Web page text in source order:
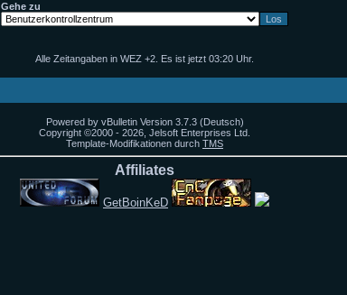
Gehe zu
Alle Zeitangaben in WEZ +2. Es ist jetzt 03:20 Uhr.
Powered by vBulletin Version 3.7.3 (Deutsch)
Copyright ©2000 - 2026, Jelsoft Enterprises Ltd.
Template-Modifikationen durch TMS
Affiliates
GetBoinKeD